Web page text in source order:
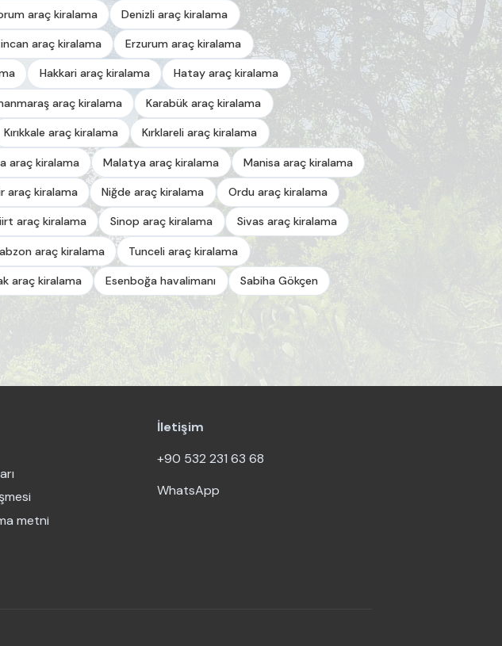
araç kiralama Denizli araç kiralama
araç kiralama Erzurum araç kiralama
Hakkari araç kiralama Hatay araç kiralama
araç kiralama Karabük araç kiralama
Kırıkkale araç kiralama Kırklareli araç kiralama
araç kiralama Malatya araç kiralama Manisa araç kiralama
araç kiralama Niğde araç kiralama Ordu araç kiralama
araç kiralama Sinop araç kiralama Sivas araç kiralama
araç kiralama Tunceli araç kiralama
araç kiralama Esenboğa havalimanı Sabiha Gökçen
metni
İletişim
+90 532 231 63 68
WhatsApp